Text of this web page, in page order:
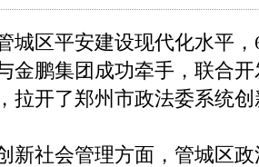
城区平安建设现代化水平
金鹏集团成功牵手，联合
拉开了郑州市政法委系统
新社会管理方面，管城区